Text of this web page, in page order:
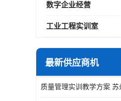
数字企业经营
工业工程实训室
最新供应商机